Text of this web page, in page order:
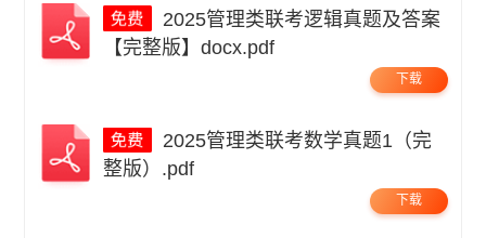
【完整版】docx.pdf
下载
整版）.pdf
下载